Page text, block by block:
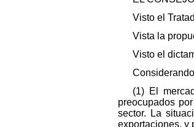
Visto el
Vista la
Visto el
(1) El
preocupados
sector. La
exportaciones, y